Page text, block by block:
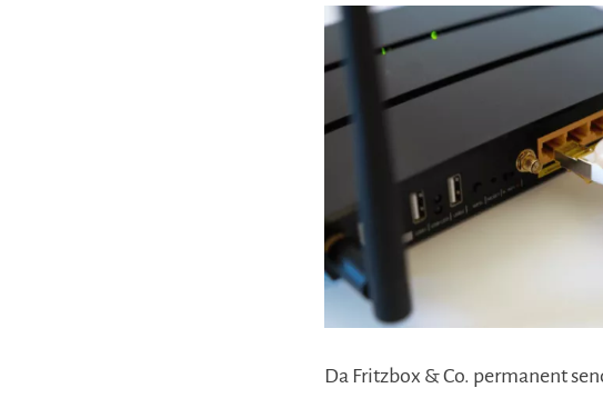
Da Fritzbox & Co. permanent